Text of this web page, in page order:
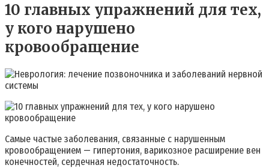
10 главных упражнений для тех,
у кого нарушено
кровообращение
Самые частые заболевания, связанные с нарушенным
кровообращением — гипертония, варикозное расширение вен
конечностей, сердечная недостаточность.